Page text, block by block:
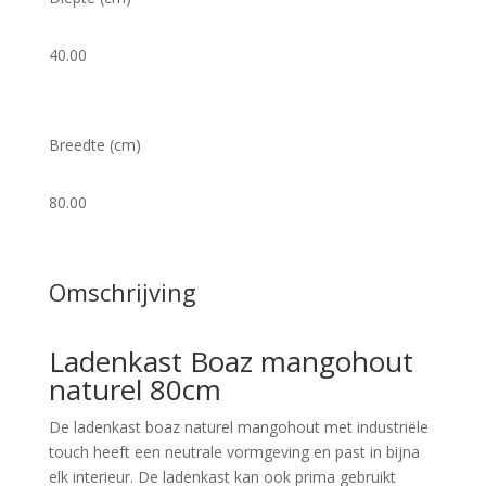
40.00
Breedte (cm)
80.00
Omschrijving
Ladenkast Boaz mangohout
naturel 80cm
De ladenkast boaz naturel mangohout met industriële
touch heeft een neutrale vormgeving en past in bijna
elk interieur. De ladenkast kan ook prima gebruikt